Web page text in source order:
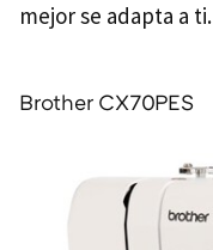
mejor se adapta a ti.
Brother CX70PES